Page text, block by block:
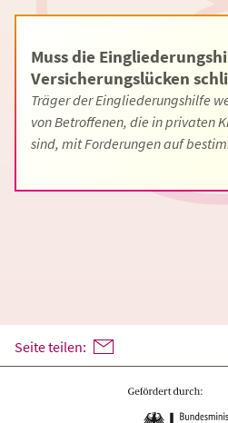
Muss die
Versicherungslücken
Träger der Eingliederungshilfe
von Betroffenen, die in privaten
sind, mit Forderungen auf
Seite teilen: